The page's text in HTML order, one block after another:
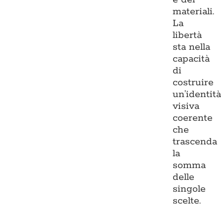
materiali.
La
libertà
sta nella
capacità
di
costruire
un’identità
visiva
coerente
che
trascenda
la
somma
delle
singole
scelte.